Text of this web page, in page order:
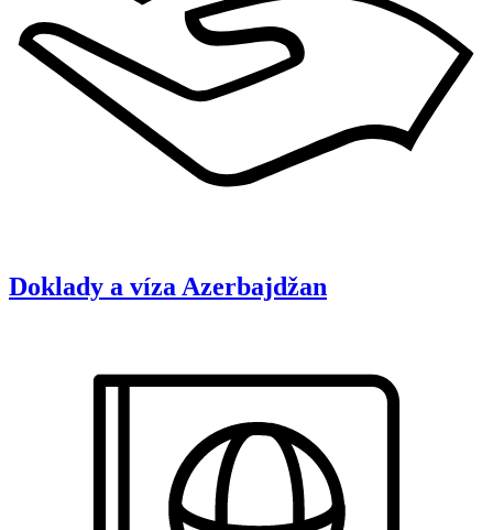
Doklady a víza Azerbajdžan